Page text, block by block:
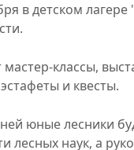
в детском
мастер-классы,
и квесты.
юные лесники
лесных наук, а​